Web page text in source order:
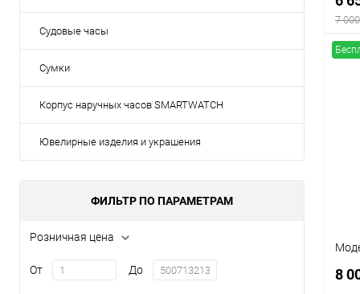
Судовые часы
Сумки
Корпус наручных часов SMARTWATCH
Ювелирные изделия и украшения
ФИЛЬТР ПО ПАРАМЕТРАМ
Розничная цена
От До
7
8